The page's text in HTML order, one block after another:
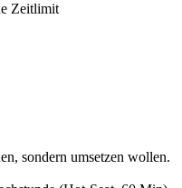
Zeitlimit
sondern umsetzen wollen.